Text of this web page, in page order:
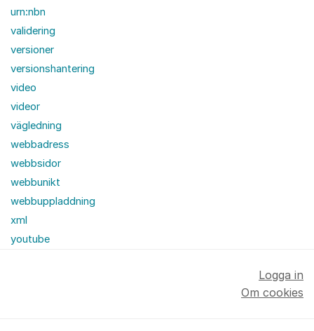
urn:nbn
validering
versioner
versionshantering
video
videor
vägledning
webbadress
webbsidor
webbunikt
webbuppladdning
xml
youtube
Logga in
Om cookies